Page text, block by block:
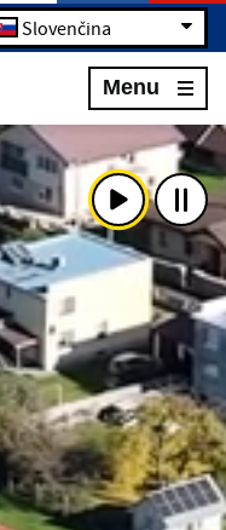
Slovenčina
Menu